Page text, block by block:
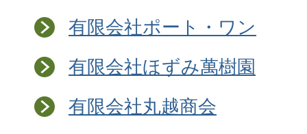
有限会社ポート・ワン
有限会社ほずみ萬樹園
有限会社丸越商会